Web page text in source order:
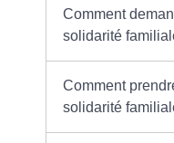
Comment
solidarité
Comment
solidarité